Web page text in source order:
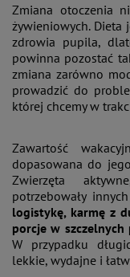
Zmiana otoczenia
żywieniowych. Dieta
zdrowia pupila,
powinna pozostać
zmiana zarówno
prowadzić do
której chcemy w
Zawartość
dopasowana do
Zwierzęta
potrzebowały
logistykę, karmę z
porcje w
W przypadku
lekkie, wydajne i